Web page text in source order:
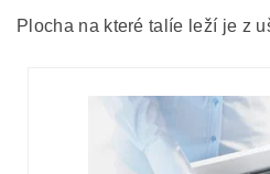
Plocha na které talíe leží je z